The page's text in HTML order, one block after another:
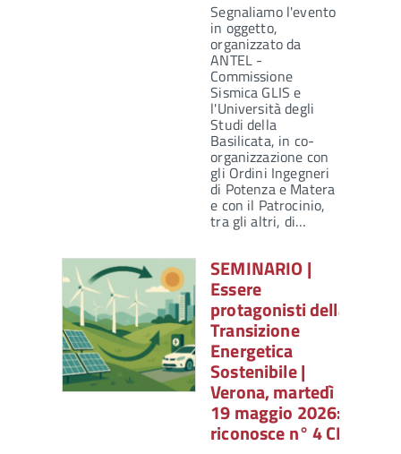
Segnaliamo l'evento
in oggetto,
organizzato da
ANTEL -
Commissione
Sismica GLIS e
l'Università degli
Studi della
Basilicata, in co-
organizzazione con
gli Ordini Ingegneri
di Potenza e Matera
e con il Patrocinio,
tra gli altri, di…
SEMINARIO |
Essere
protagonisti della
Transizione
Energetica
Sostenibile |
Verona, martedì
19 maggio 2026:
riconosce n° 4 CFP